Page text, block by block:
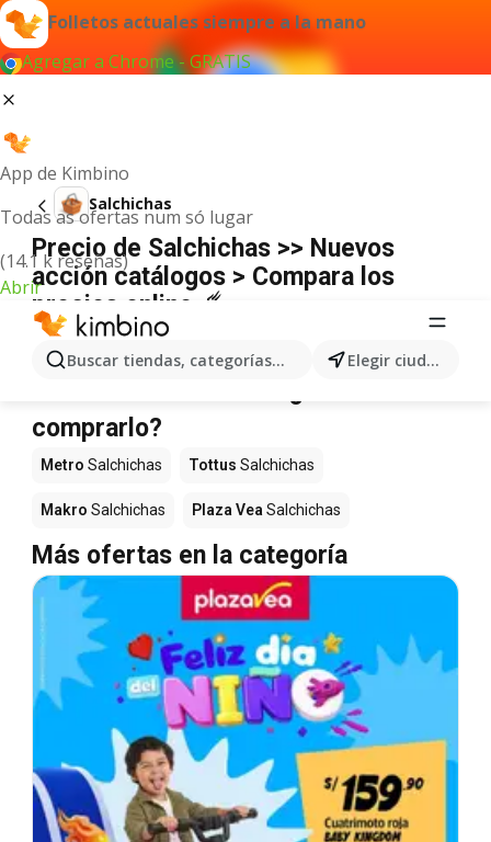
Folletos actuales siempre a la mano
Agregar a Chrome - GRATIS
App de Kimbino
Todas as ofertas num só lugar
(14.1 k reseñas)
Abrir
Buscar tiendas, categorías, productos... Elegir ciudad
Salchichas
Precio de Salchichas >> Nuevos
acción catálogos > Compara los
precios online ☄️
No hemos encontrado resultados para este
término.
comprarlo?
Metro Salchichas Tottus Salchichas
Makro Salchichas Plaza Vea Salchichas
Más ofertas en la categoría